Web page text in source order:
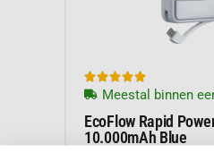

Meestal binnen
EcoFlow Rapid
10.000mAh Blue